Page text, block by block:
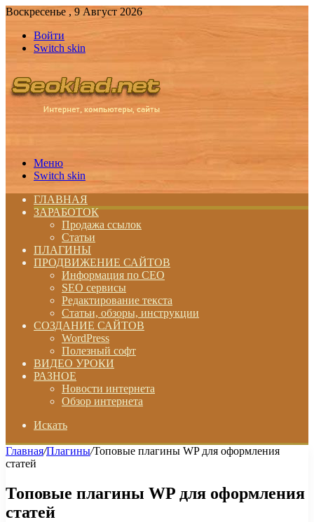
Воскресенье , 9 Август 2026
Войти
Switch skin
Меню
Switch skin
ГЛАВНАЯ
ЗАРАБОТОК
Продажа ссылок
Статьи
ПЛАГИНЫ
ПРОДВИЖЕНИЕ САЙТОВ
Информация по СЕО
SEO сервисы
Редактирование текста
Статьи, обзоры, инструкции
СОЗДАНИЕ САЙТОВ
WordPress
Полезный софт
ВИДЕО УРОКИ
РАЗНОЕ
Новости интернета
Обзор интернета
Искать
Главная/Плагины/Топовые плагины WP для оформления
статей
Топовые плагины WP для оформления
статей